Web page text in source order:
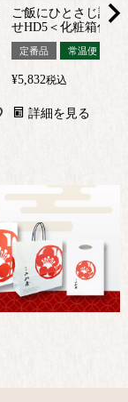
ご飯にひとさじ詰合
せHD5＜化粧箱付＞
定番品 常温便
¥5,832税込
詳細を見る